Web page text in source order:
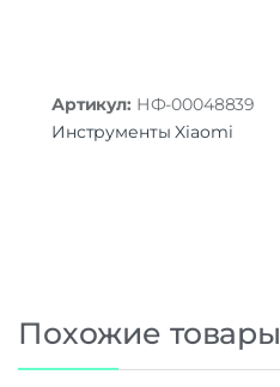
Артикул: НФ-00048839
Инструменты Xiaomi
Похожие товары